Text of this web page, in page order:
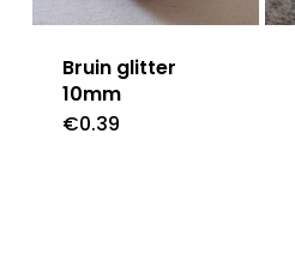
Bruin glitter
10mm
€0.39